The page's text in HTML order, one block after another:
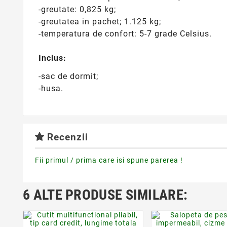
-greutate: 0,825 kg;
-greutatea in pachet; 1.125 kg;
-temperatura de confort: 5-7 grade Celsius.
Inclus:
-sac de dormit;
-husa.
Recenzii
Fii primul / prima care isi spune parerea !
6 ALTE PRODUSE SIMILARE:
favorite_border